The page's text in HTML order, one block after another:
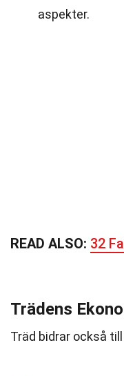
aspekter.
READ ALSO: 32
Trädens
Träd bidrar också